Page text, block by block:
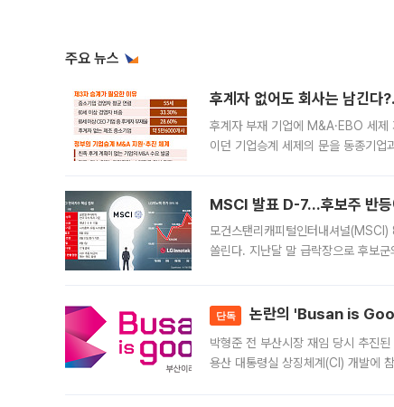
주요 뉴스
후계자 없어도 회사는 남긴다
후계자 부재 기업에 M&A·EBO 세제
이던 기업승계 세제의 문을 동종기
MSCI 발표 D-7…후보주 반등
모건스탠리캐피털인터내셔널
쏠린다. 지난달 말 급락장으로 후보
단독 논란의 'Busan is
박형준 전 부산시장 재임 당시 추진
용산 대통령실 상징체계(CI) 개발에